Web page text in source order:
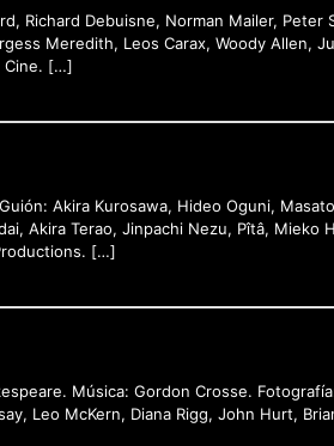
Richard Debuisne, Norman Mailer, Peter
Meredith, Leos Carax, Woody Allen,
Cine. […]
Akira Kurosawa, Hideo Oguni,
Akira Terao, Jinpachi Nezu, Pîtâ, Mieko
[…]
Música: Gordon Crosse.
Leo McKern, Diana Rigg, John Hurt,